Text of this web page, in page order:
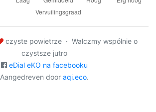
czyste powietrze · Walczmy wspólnie o
czystsze jutro
eDial eKO na facebooku
Aangedreven door aqi.eco.